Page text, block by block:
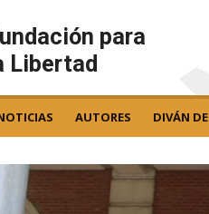
para
Libertad
AUTORES DIVÁN